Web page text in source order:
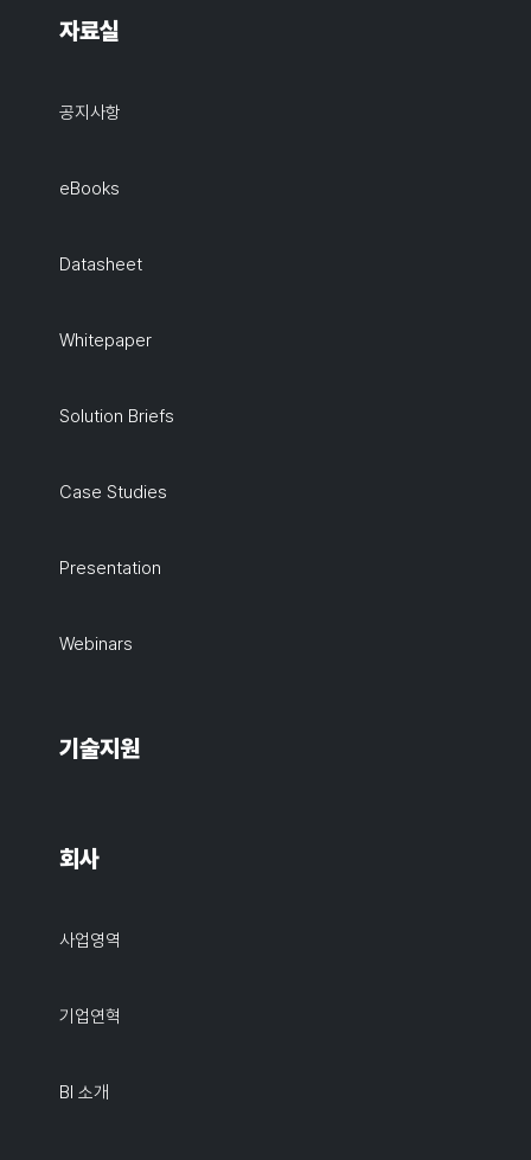
자료실
공지사항
eBooks
Datasheet
Whitepaper
Solution Briefs
Case Studies
Presentation
Webinars
기술지원
회사
사업영역
기업연혁
BI 소개